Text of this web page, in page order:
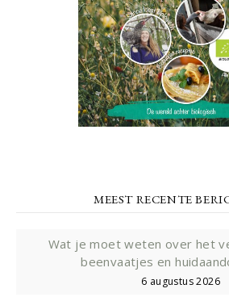
MEEST RECENTE
Wat je moet weten over het
beenvaatjes en
6 augustus 2026